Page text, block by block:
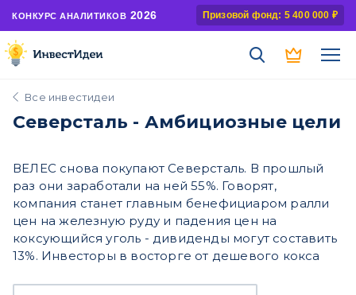
КОНКУРС АНАЛИТИКОВ 2026 Призовой фонд: 5 400 000 ₽
Все инвестидеи
Северсталь - Амбициозные цели
ВЕЛЕС снова покупают Северсталь. В прошлый
раз они заработали на ней 55%. Говорят,
компания станет главным бенефициаром ралли
цен на железную руду и падения цен на
коксующийся уголь - дивиденды могут составить
13%. Инвесторы в восторге от дешевого кокса